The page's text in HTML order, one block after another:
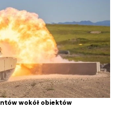
wokół obiektów